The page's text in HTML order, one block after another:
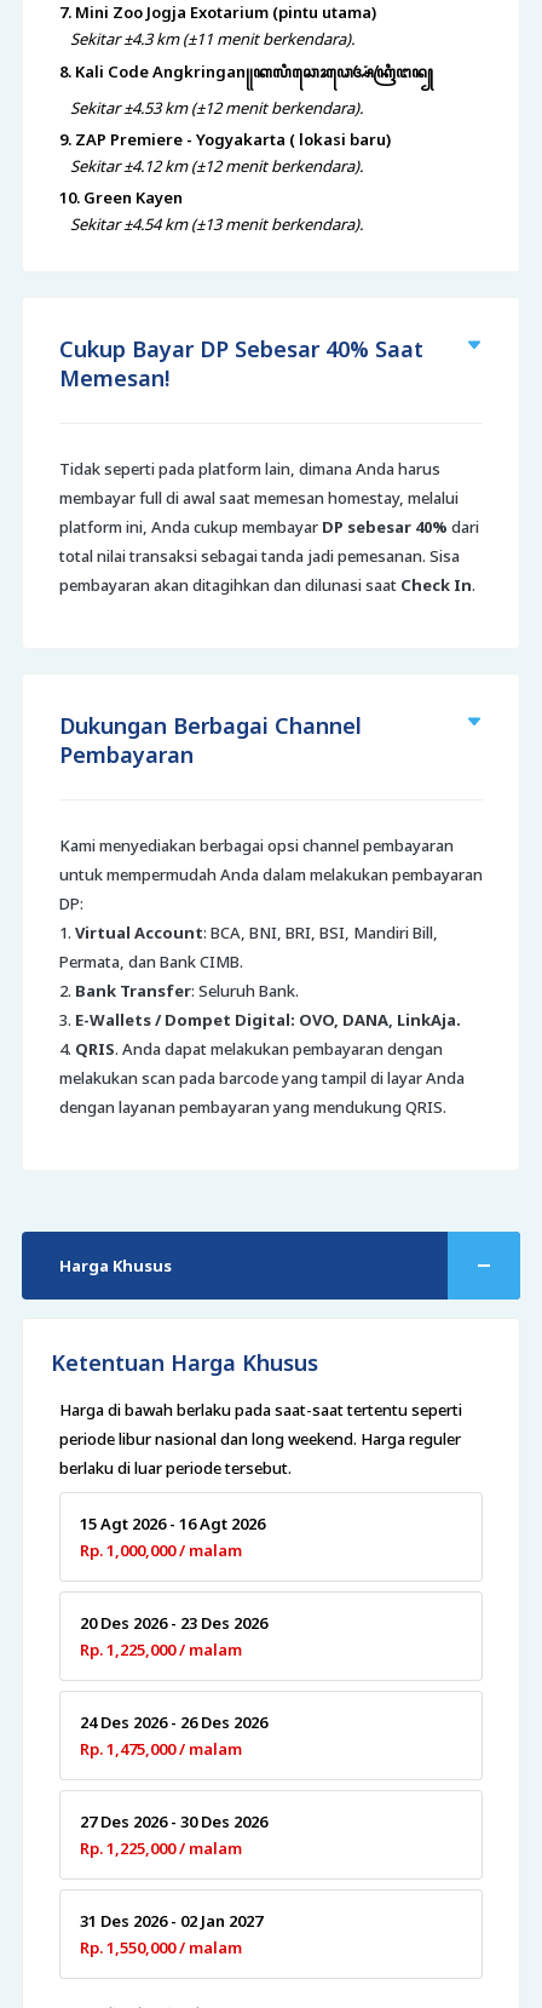
7. Mini Zoo Jogja Exotarium (pintu utama)
Sekitar ±4.3 km (±11 menit berkendara).
8. Kali Code Angkringan꧋ꦏꦭꦶꦕꦺꦴꦣꦺꦄꦁꦏꦿꦶꦔꦤ꧀
Sekitar ±4.53 km (±12 menit berkendara).
9. ZAP Premiere - Yogyakarta ( lokasi baru)
Sekitar ±4.12 km (±12 menit berkendara).
10. Green Kayen
Sekitar ±4.54 km (±13 menit berkendara).
Cukup Bayar DP Sebesar 40% Saat
Memesan!
Tidak seperti pada platform lain, dimana Anda harus
membayar full di awal saat memesan homestay, melalui
platform ini, Anda cukup membayar DP sebesar 40% dari
total nilai transaksi sebagai tanda jadi pemesanan. Sisa
pembayaran akan ditagihkan dan dilunasi saat Check In.
Dukungan Berbagai Channel
Pembayaran
Kami menyediakan berbagai opsi channel pembayaran
untuk mempermudah Anda dalam melakukan pembayaran
DP:
1. Virtual Account: BCA, BNI, BRI, BSI, Mandiri Bill,
Permata, dan Bank CIMB.
2. Bank Transfer: Seluruh Bank.
3. E-Wallets / Dompet Digital: OVO, DANA, LinkAja.
4. QRIS. Anda dapat melakukan pembayaran dengan
melakukan scan pada barcode yang tampil di layar Anda
dengan layanan pembayaran yang mendukung QRIS.
Harga Khusus
Ketentuan Harga Khusus
Harga di bawah berlaku pada saat-saat tertentu seperti
periode libur nasional dan long weekend. Harga reguler
berlaku di luar periode tersebut.
15 Agt 2026 - 16 Agt 2026
Rp. 1,000,000 / malam
20 Des 2026 - 23 Des 2026
Rp. 1,225,000 / malam
24 Des 2026 - 26 Des 2026
Rp. 1,475,000 / malam
27 Des 2026 - 30 Des 2026
Rp. 1,225,000 / malam
31 Des 2026 - 02 Jan 2027
Rp. 1,550,000 / malam